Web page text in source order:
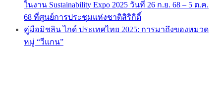
ในงาน Sustainability Expo 2025 วันที่ 26 ก.ย. 68 – 5 ต.ค.
68 ที่ศูนย์การประชุมแห่งชาติสิริกิติ์
คู่มือมิชลิน ไกด์ ประเทศไทย 2025: การมาถึงของหมวด
หมู่ “วีแกน”